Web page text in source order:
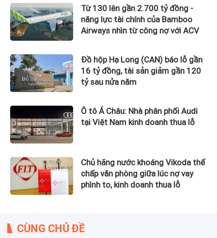
Từ 130 lên gần 2.700 tỷ đồng -
năng lực tài chính của Bamboo
Airways nhìn từ công nợ với ACV
Đồ hộp Hạ Long (CAN) báo lỗ gần
16 tỷ đồng, tài sản giảm gần 120
tỷ sau nửa năm
Ô tô Á Châu: Nhà phân phối Audi
tại Việt Nam kinh doanh thua lỗ
Chủ hãng nước khoáng Vikoda thế
chấp văn phòng giữa lúc nợ vay
phình to, kinh doanh thua lỗ
CÙNG CHỦ ĐỀ